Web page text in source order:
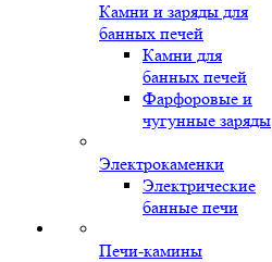
Камни и заряды для
банных печей
Камни для
банных печей
Фарфоровые и
чугунные заряды
Электрокаменки
Электрические
банные печи
Печи-камины